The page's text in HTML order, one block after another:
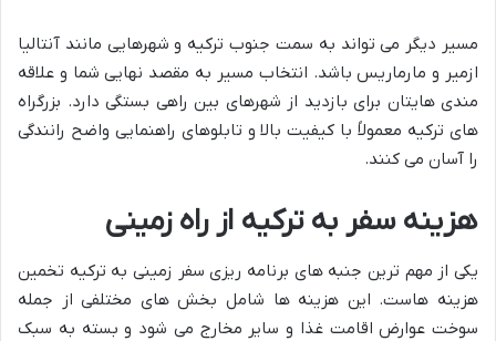
مسیر دیگر می تواند به سمت جنوب ترکیه و شهرهایی مانند آنتالیا
ازمیر و مارماریس باشد. انتخاب مسیر به مقصد نهایی شما و علاقه
مندی هایتان برای بازدید از شهرهای بین راهی بستگی دارد. بزرگراه
های ترکیه معمولاً با کیفیت بالا و تابلوهای راهنمایی واضح رانندگی
را آسان می کنند.
هزینه سفر به ترکیه از راه زمینی
یکی از مهم ترین جنبه های برنامه ریزی سفر زمینی به ترکیه تخمین
هزینه هاست. این هزینه ها شامل بخش های مختلفی از جمله
سوخت عوارض اقامت غذا و سایر مخارج می شود و بسته به سبک